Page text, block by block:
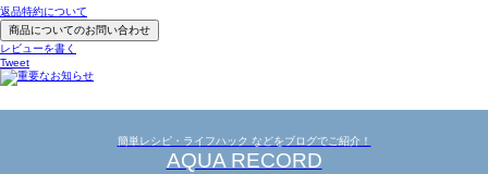
返品特約について
商品についてのお問い合わせ
レビューを書く
Tweet
簡単レシピ・ライフハック などをブログでご紹介！
AQUA RECORD